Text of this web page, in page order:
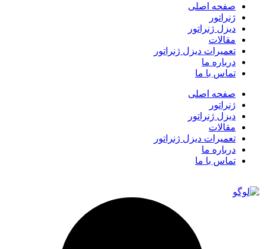
صفحه اصلی
ژنراتور
دیزل ژنراتور
مقالات
تعمیرات دیزل ژنراتور
درباره ما
تماس با ما
صفحه اصلی
ژنراتور
دیزل ژنراتور
مقالات
تعمیرات دیزل ژنراتور
درباره ما
تماس با ما